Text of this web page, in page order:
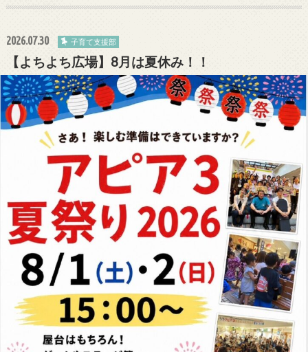
2026.07.30 子育て支援部
【よちよち広場】8月は夏休み！！